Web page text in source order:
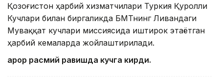
Қозоғистон ҳарбий хизматчилари Туркия Қуролли
Кучлари билан биргаликда БМТнинг Ливандаги
Муваққат кучлари миссиясида иштирок этаётган
ҳарбий кемаларда жойлаштирилади.
Қарор расмий равишда кучга кирди.